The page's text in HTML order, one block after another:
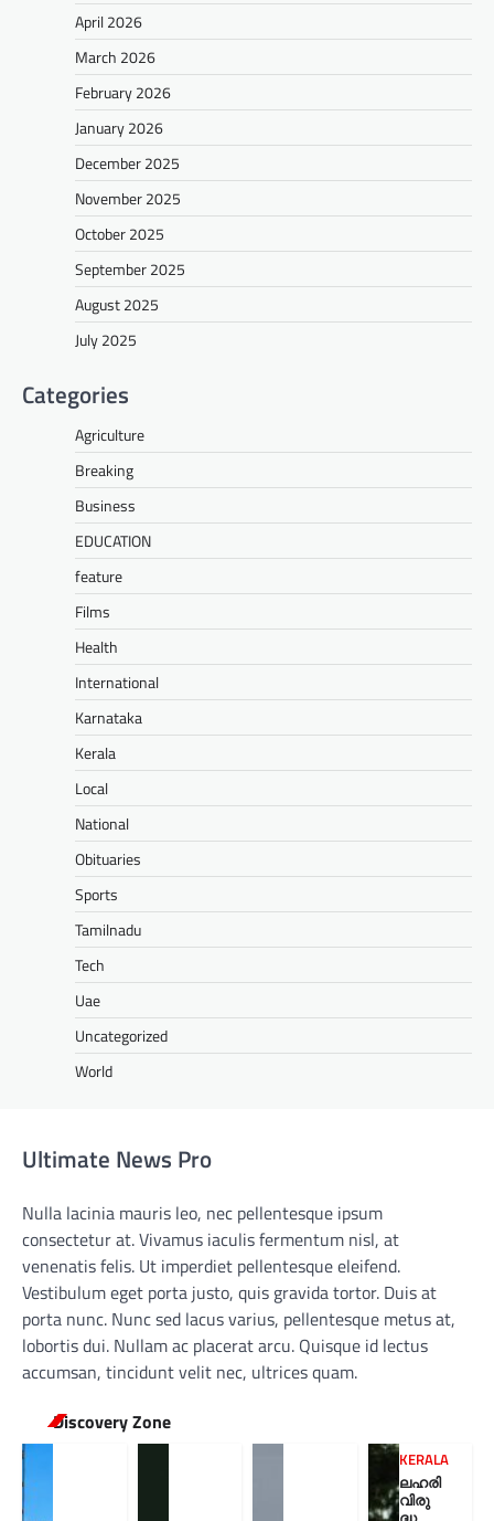
April 2026
March 2026
February 2026
January 2026
December 2025
November 2025
October 2025
September 2025
August 2025
July 2025
Categories
Agriculture
Breaking
Business
EDUCATION
feature
Films
Health
International
Karnataka
Kerala
Local
National
Obituaries
Sports
Tamilnadu
Tech
Uae
Uncategorized
World
Ultimate News Pro
Nulla lacinia mauris leo, nec pellentesque ipsum
consectetur at. Vivamus iaculis fermentum nisl, at
venenatis felis. Ut imperdiet pellentesque eleifend.
Vestibulum eget porta justo, quis gravida tortor. Duis at
porta nunc. Nunc sed lacus varius, pellentesque metus at,
lobortis dui. Nullam ac placerat arcu. Quisque id lectus
accumsan, tincidunt velit nec, ultrices quam.
Discovery Zone
KERALA
ലഹരി
വിരു